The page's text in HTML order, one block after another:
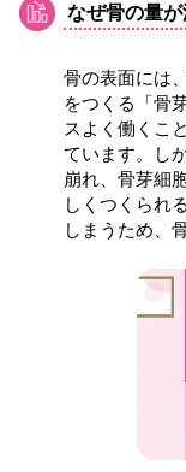
なぜ骨の量
骨の表面には
をつくる「骨
スよく働くこ
ています。し
崩れ、骨芽細
しくつくられ
しまうため、